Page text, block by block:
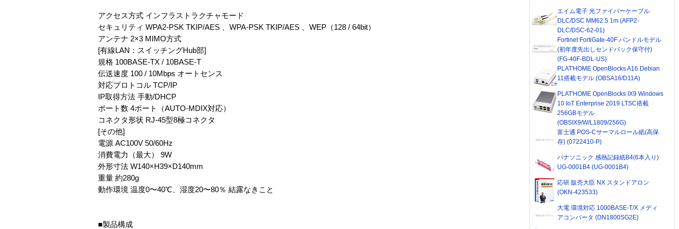
アクセス方式 インフラストラクチャモード
セキュリティ WPA2-PSK TKIP/AES 、WPA-PSK TKIP/AES 、WEP（128 / 64bit）
アンテナ 2×3 MIMO方式
[有線LAN：スイッチングHub部]
規格 100BASE-TX / 10BASE-T
伝送速度 100 / 10Mbps オートセンス
対応プロトコル TCP/IP
IP取得方法 手動/DHCP
ポート数 4ポート（AUTO-MDIX対応）
コネクタ形状 RJ-45型8極コネクタ
[その他]
電源 AC100V 50/60Hz
消費電力（最大） 9W
外形寸法 W140×H39×D140mm
重量 約280g
動作環境 温度0〜40℃、湿度20〜80％ 結露なきこと
■製品構成
エイム電子 光ファイバーケーブル
DLC/DSC MM62.5 1m (AFP2-
DLC/DSC-62-01)
Fortinet FortiGate-40F バンドルモデル
(初年度先出しセンドバック保守付)
(FG-40F-BDL-US)
PLAT'HOME OpenBlocks A16 Debian
11搭載モデル (OBSA16/D11A)
PLAT'HOME OpenBlocks IX9 Windows
10 IoT Enterprise 2019 LTSC搭載
256GBモデル
(OBSIX9/W/L1809/256G)
富士通 POS-Cサーマルロール紙(高保
存) (0722410-P)
パナソニック 感熱記録紙B4(6本入り)
UG-0001B4 (UG-0001B4)
応研 販売大臣 NX スタンドアロン
(OKN-423533)
大電 環境対応 1000BASE-T/X メディ
アコンバータ (DN1800SG2E)